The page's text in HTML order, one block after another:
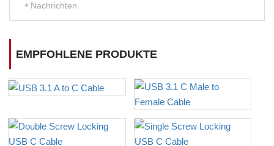
Nachrichten
EMPFOHLENE PRODUKTE